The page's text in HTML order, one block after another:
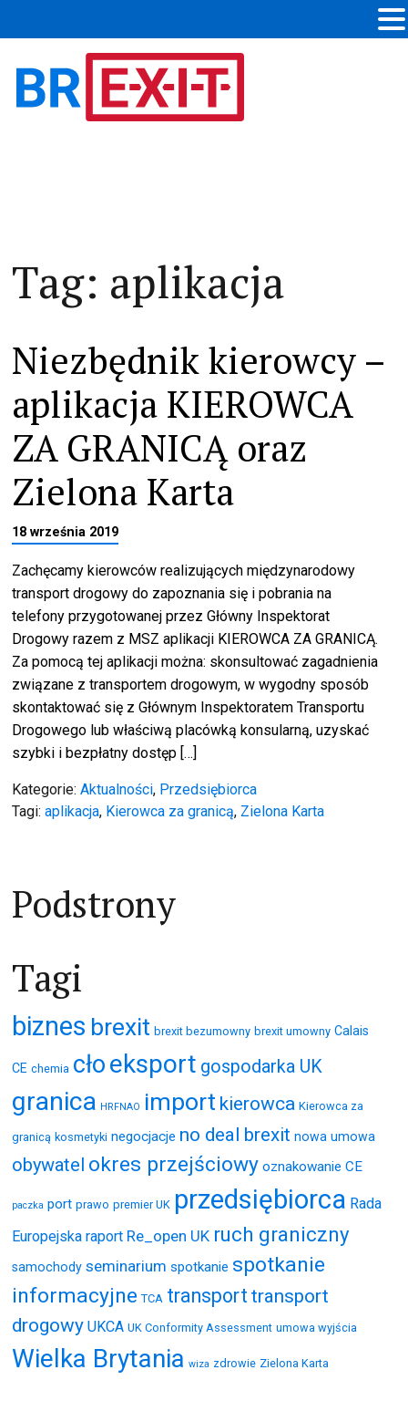
Tag: aplikacja
Niezbędnik kierowcy –
aplikacja KIEROWCA
ZA GRANICĄ oraz
Zielona Karta
18 września 2019
Zachęcamy kierowców realizujących międzynarodowy
transport drogowy do zapoznania się i pobrania na
telefony przygotowanej przez Główny Inspektorat
Drogowy razem z MSZ aplikacji KIEROWCA ZA GRANICĄ.
Za pomocą tej aplikacji można: skonsultować zagadnienia
związane z transportem drogowym, w wygodny sposób
skontaktować się z Głównym Inspektoratem Transportu
Drogowego lub właściwą placówką konsularną, uzyskać
szybki i bezpłatny dostęp […]
Kategorie:Aktualności, Przedsiębiorca
Tagi:aplikacja, Kierowca za granicą, Zielona Karta
Podstrony
Tagi
biznes brexit brexit bezumowny brexit umowny Calais
CE chemia cłoeksport gospodarka UK
granica HRFNAO import kierowca Kierowca za
granicą kosmetyki negocjacje no deal brexit nowa umowa
obywatel okres przejściowy oznakowanie CE
paczka port prawo premier UK przedsiębiorca Rada
Europejska raport Re_open UK ruch graniczny
samochody seminarium spotkanie spotkanie
informacyjne TCA transport transport
drogowy UKCA UK Conformity Assessment umowa wyjścia
Wielka Brytania wiza zdrowie Zielona Karta